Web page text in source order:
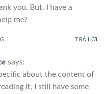
you. But, I have a
me?
TRẢ LỜI
says:
about the content of
it, I still have some